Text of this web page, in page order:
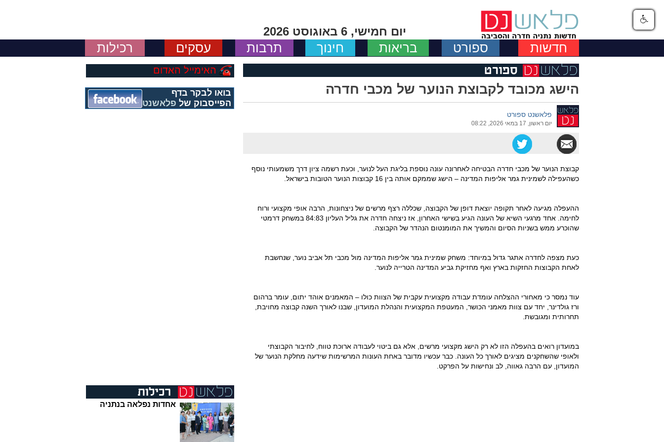
יום חמישי, 6 באוגוסט 2026
חדשות ספורט בריאות חינוך תרבות עסקים רכילות
הישג מכובד לקבוצת הנוער של מכבי חדרה
פלאשנט ספורט
יום ראשון, 17 במאי 2026, 08:22
קבוצת הנוער של מכבי חדרה הבטיחה לאחרונה עונה נוספת בליגת העל לנוער, וכעת רשמה ציון דרך משמעותי נוסף
כשהעפילה לשמינית גמר אליפות המדינה – הישג שממקם אותה בין 16 קבוצות הנוער הטובות בישראל.
ההעפלה מגיעה לאחר תקופה יוצאת דופן של הקבוצה, שכללה רצף מרשים של ניצחונות, הרבה אופי מקצועי ורוח
לחימה. אחד מרגעי השיא של העונה הגיע בשישי האחרון, אז ניצחה חדרה את גליל העליון 84:83 במשחק דרמטי
שהוכרע ממש בשניות הסיום והמשיך את המומנטום הנהדר של הקבוצה.
כעת מצפה לחדרה אתגר גדול במיוחד: משחק שמינית גמר אליפות המדינה מול מכבי תל אביב נוער, שנחשבת
לאחת הקבוצות החזקות בארץ ואף מחזיקת גביע המדינה הטרייה לנוער.
עוד נמסר כי מאחורי ההצלחה עומדת עבודה מקצועית עקבית של הצוות כולו – המאמנים אוהד יתום, עומר ברהום
ורז גולדינר, יחד עם צוות מאמני הכושר, המעטפת המקצועית והנהלת המועדון, שבנו לאורך השנה קבוצה מחויבת,
תחרותית ומגובשת.
במועדון רואים בהעפלה הזו לא רק הישג מקצועי מרשים, אלא גם ביטוי לעבודה ארוכת טווח, לחיבור הקבוצתי
ולאופי שהשחקנים מציגים לאורך כל העונה. כבר עכשיו מדובר באחת העונות המרשימות שידעה מחלקת הנוער של
המועדון, עם הרבה גאווה, לב ונחישות על הפרקט.
האימייל האדום
בואו לבקר בדף
הפייסבוק של פלאשנט
אחדות נפלאה בנתניה